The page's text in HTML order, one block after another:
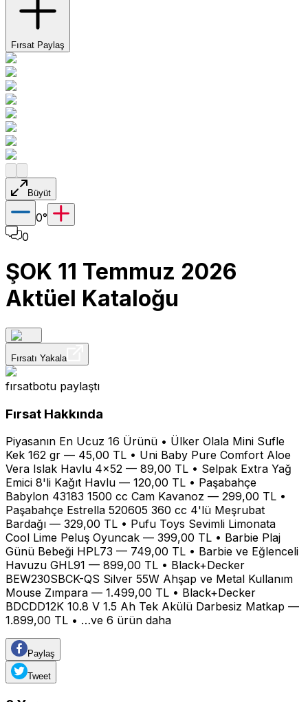
Fırsat Paylaş
Büyüt
0°
0
ŞOK 11 Temmuz 2026
Aktüel Kataloğu
Fırsatı Yakala
fırsatbotu paylaştı
Fırsat Hakkında
Piyasanın En Ucuz 16 Ürünü • Ülker Olala Mini Sufle
Kek 162 gr — 45,00 TL • Uni Baby Pure Comfort Aloe
Vera Islak Havlu 4x52 — 89,00 TL • Selpak Extra Yağ
Emici 8'li Kağıt Havlu — 120,00 TL • Paşabahçe
Babylon 43183 1500 cc Cam Kavanoz — 299,00 TL •
Paşabahçe Estrella 520605 360 cc 4'lü Meşrubat
Bardağı — 329,00 TL • Pufu Toys Sevimli Limonata
Cool Lime Peluş Oyuncak — 399,00 TL • Barbie Plaj
Günü Bebeği HPL73 — 749,00 TL • Barbie ve Eğlenceli
Havuzu GHL91 — 899,00 TL • Black+Decker
BEW230SBCK-QS Silver 55W Ahşap ve Metal Kullanım
Mouse Zımpara — 1.499,00 TL • Black+Decker
BDCDD12K 10.8 V 1.5 Ah Tek Akülü Darbesiz Matkap —
1.899,00 TL • …ve 6 ürün daha
Paylaş
Tweet